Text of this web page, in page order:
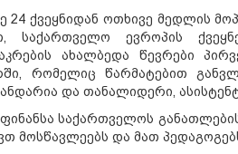
24 ქვეყნიდან ოთხივე მედლის
საქართველო ევროპის
ახალბედა წევრები
რომელიც წარმატებით
და თანალიდერი,
საქართველოს
მოსწავლეებს და მათ